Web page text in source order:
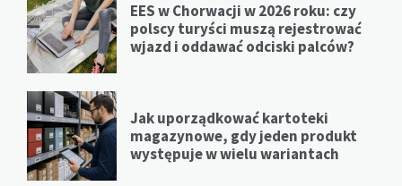
EES w Chorwacji w 2026 roku: czy
polscy turyści muszą rejestrować
wjazd i oddawać odciski palców?
Jak uporządkować kartoteki
magazynowe, gdy jeden produkt
występuje w wielu wariantach